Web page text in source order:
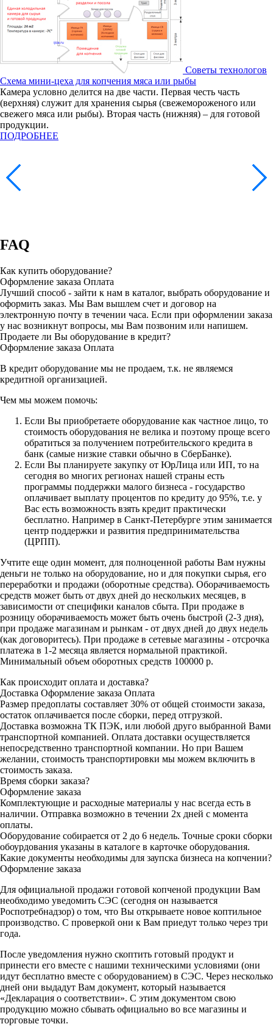
Советы технологов
Схема мини-цеха для копчения мяса или рыбы
Камера условно делится на две части. Первая честь часть
(верхняя) служит для хранения сырья (свежемороженого или
свежего мяса или рыбы). Вторая часть (нижняя) – для готовой
продукции.
ПОДРОБНЕЕ
FAQ
Как купить оборудование?
Оформление заказа Оплата
Лучший способ - зайти к нам в каталог, выбрать оборудование и
оформить заказ. Мы Вам вышлем счет и договор на
электронную почту в течении часа. Если при оформлении заказа
у нас возникнут вопросы, мы Вам позвоним или напишем.
Продаете ли Вы оборудование в кредит?
Оформление заказа Оплата
В кредит оборудование мы не продаем, т.к. не являемся
кредитной организацией.
Чем мы можем помочь:
Если Вы приобретаете оборудование как частное лицо, то
стоимость оборудования не велика и поэтому проще всего
обратиться за получением потребительского кредита в
банк (самые низкие ставки обычно в СберБанке).
Если Вы планируете закупку от ЮрЛица или ИП, то на
сегодня во многих регионах нашей страны есть
программы поддержки малого бизнеса - государство
оплачивает выплату процентов по кредиту до 95%, т.е. у
Вас есть возможность взять кредит практически
бесплатно. Например в Санкт-Петербурге этим занимается
центр поддержки и развития предпринимательства
(ЦРПП).
Учтите еще один момент, для полноценной работы Вам нужны
деньги не только на оборудование, но и для покупки сырья, его
переработки и продажи (оборотные средства). Оборачиваемость
средств может быть от двух дней до нескольких месяцев, в
зависимости от специфики каналов сбыта. При продаже в
розницу оборачиваемость может быть очень быстрой (2-3 дня),
при продаже магазинам и рынкам - от двух дней до двух недель
(как договоритесь). При продаже в сетевые магазины - отсрочка
платежа в 1-2 месяца является нормальной практикой.
Минимальный объем оборотных средств 100000 р.
Как происходит оплата и доставка?
Доставка Оформление заказа Оплата
Размер предоплаты составляет 30% от общей стоимости заказа,
остаток оплачивается после сборки, перед отгрузкой.
Доставка возможна ТК ПЭК, или любой друго выбранной Вами
транспортной компанией. Оплата доставки осуществляется
непосредственно транспортной компании. Но при Вашем
желании, стоимость транспортировки мы можем включить в
стоимость заказа.
Время сборки заказа?
Оформление заказа
Комплектующие и расходные материалы у нас всегда есть в
наличии. Отправка возможно в течении 2х дней с момента
оплаты.
Оборудование собирается от 2 до 6 недель. Точные сроки сборки
обоурдования указаны в каталоге в карточке оборудования.
Какие документы необходимы для заупска бизнеса на копчении?
Оформление заказа
Для официальной продажи готовой копченой продукции Вам
необходимо уведомить СЭС (сегодня он называется
Роспотребнадзор) о том, что Вы открываете новое коптильное
производство. С проверкой они к Вам приедут только через три
года.
После уведомления нужно скоптить готовый продукт и
принести его вместе с нашими техническими условиями (они
идут бесплатно вместе с оборудованием) в СЭС. Через несколько
дней они выдадут Вам документ, который называется
«Декларация о соответствии». С этим документом свою
продукцию можно сбывать официально во все магазины и
торговые точки.